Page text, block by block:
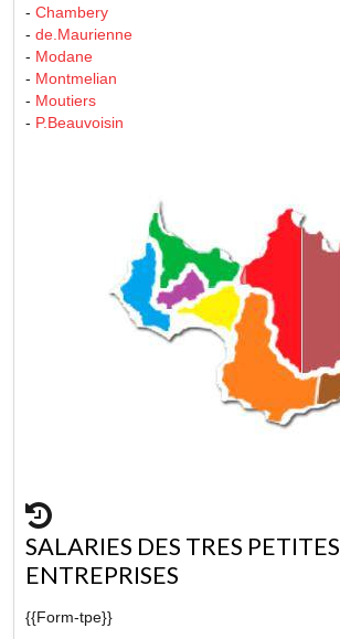
- Chambery
- de.Maurienne
- Modane
- Montmelian
- Moutiers
- P.Beauvoisin
SALARIES DES TRES PETITES
ENTREPRISES
{{Form-tpe}}